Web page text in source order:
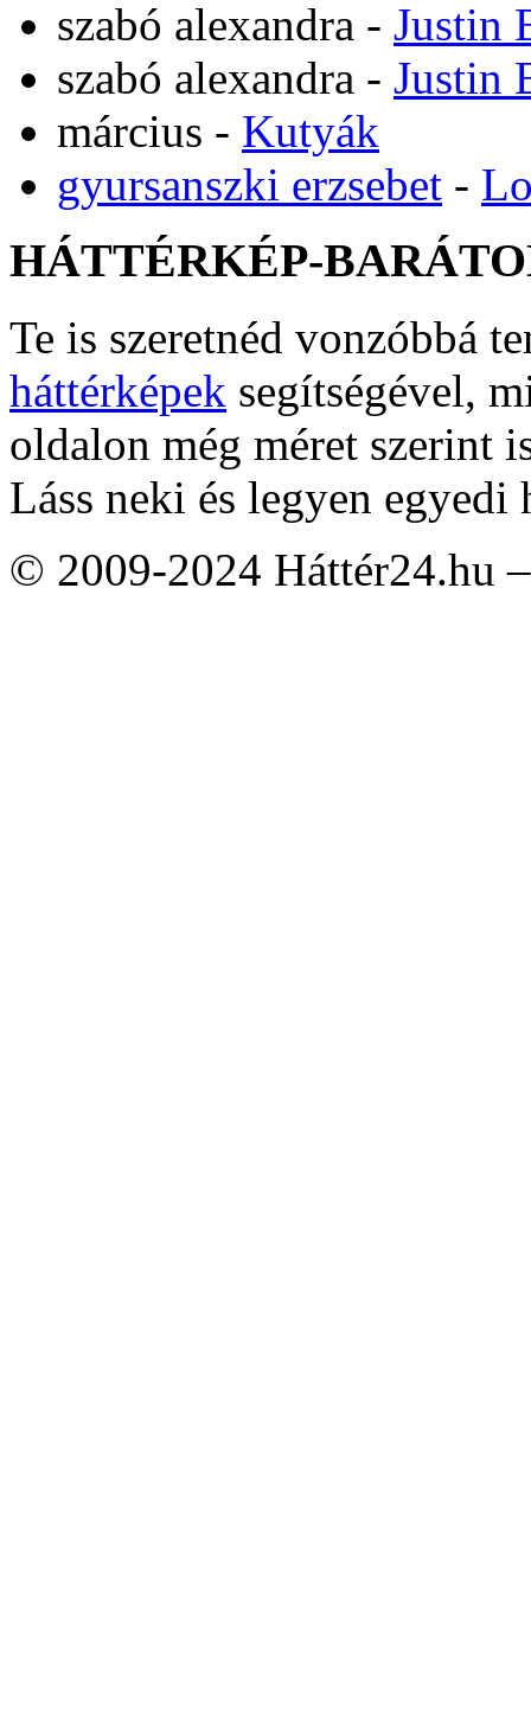
szabó alexandra - Justin
szabó alexandra - Justin
március - Kutyák
gyursanszki erzsebet -
HÁTTÉRKÉP-
Te is szeretnéd vonzóbbá
háttérképek segítségével,
oldalon még méret szerint
Láss neki és legyen egyedi
© 2009-2024 Háttér24.hu